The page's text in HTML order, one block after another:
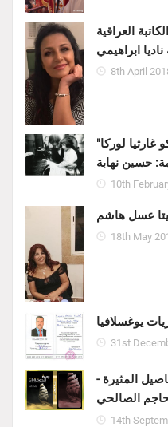
العراقية
ناديا ابراهيمي
8th April
"نصف رغيف وكتاب" فدريكو غارثيا لوركا
حسين نهابة
10th
ريتا عسل هاشم
18th May
يوغسلافيا
31st
المثيرة -
الصالحي
14th